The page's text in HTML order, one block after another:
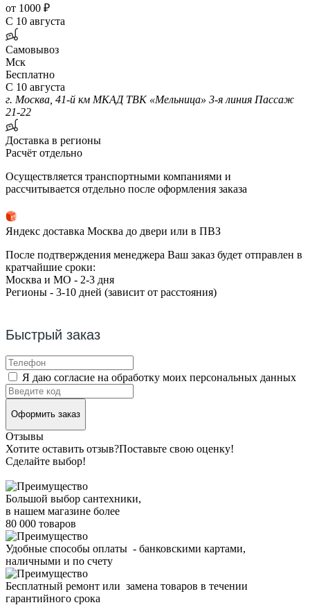
от 1000 ₽
С 10 августа
Самовывоз
Мск
Бесплатно
С 10 августа
г. Москва, 41-й км МКАД ТВК «Мельница» 3-я линия Пассаж
21-22
Доставка в регионы
Расчёт отдельно
Осуществляется транспортными компаниями и
рассчитывается отдельно после оформления заказа
Яндекс доставка Москва до двери или в ПВЗ
После подтверждения менеджера Ваш заказ будет отправлен в
кратчайшие сроки:
Москва и МО - 2-3 дня
Регионы - 3-10 дней (зависит от расстояния)
Быстрый заказ
Я даю согласие на обработку моих персональных данных
Оформить заказ
Отзывы
Хотите оставить отзыв?Поставьте свою оценку!
Сделайте выбор!
Большой выбор сантехники,
в нашем магазине более
80 000 товаров
Удобные способы оплаты - банковскими картами,
наличными и по счету
Бесплатный ремонт или замена товаров в течении
гарантийного срока